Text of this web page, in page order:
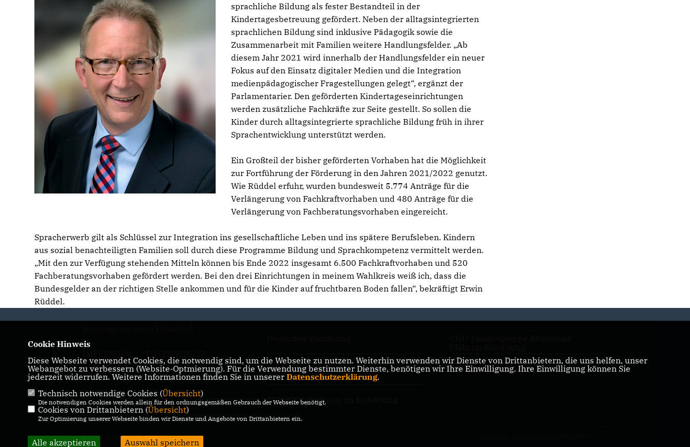
sprachliche Bildung als fester Bestandteil in der
Kindertagesbetreuung gefördert. Neben der alltagsintegrierten
sprachlichen Bildung sind inklusive Pädagogik sowie die
Zusammenarbeit mit Familien weitere Handlungsfelder. „Ab
diesem Jahr 2021 wird innerhalb der Handlungsfelder ein neuer
Fokus auf den Einsatz digitaler Medien und die Integration
medienpädagogischer Fragestellungen gelegt“, ergänzt der
Parlamentarier. Den geförderten Kindertageseinrichtungen
werden zusätzliche Fachkräfte zur Seite gestellt. So sollen die
Kinder durch alltagsintegrierte sprachliche Bildung früh in ihrer
Sprachentwicklung unterstützt werden.
Ein Großteil der bisher geförderten Vorhaben hat die Möglichkeit
zur Fortführung der Förderung in den Jahren 2021/2022 genutzt.
Wie Rüddel erfuhr, wurden bundesweit 5.774 Anträge für die
Verlängerung von Fachkraftvorhaben und 480 Anträge für die
Verlängerung von Fachberatungsvorhaben eingereicht.
Spracherwerb gilt als Schlüssel zur Integration ins gesellschaftliche Leben und ins spätere Berufsleben. Kindern
aus sozial benachteiligten Familien soll durch diese Programme Bildung und Sprachkompetenz vermittelt werden.
Mit den zur Verfügung stehenden Mitteln können bis Ende 2022 insgesamt 6.500 Fachkraftvorhaben und 520
Fachberatungsvorhaben gefördert werden. Bei den drei Einrichtungen in meinem Wahlkreis weiß ich, dass die
Bundesgelder an der richtigen Stelle ankommen und für die Kinder auf fruchtbaren Boden fallen“, bekräftigt Erwin
Rüddel.
KONTAKT
CDU Deutschlands
CDU/CSU-Fraktion im Bundestag
CDU Rheinland-Pfalz
© 2026 Erwin Rüddel, MdB
Cookie Hinweis
Diese Webseite verwendet Cookies, die notwendig sind, um die Webseite zu nutzen. Weiterhin verwenden wir Dienste von Drittanbietern, die uns helfen, unser
Webangebot zu verbessern (Website-Optmierung). Für die Verwendung bestimmter Dienste, benötigen wir Ihre Einwilligung. Ihre Einwilligung können Sie
jederzeit widerrufen. Weitere Informationen finden Sie in unserer Datenschutzerklärung.
Technisch notwendige Cookies (Übersicht)
Die notwendigen Cookies werden allein für den ordnungsgemäßen Gebrauch der Webseite benötigt.
Cookies von Drittanbietern (Übersicht)
Zur Optimierung unserer Webseite binden wir Dienste und Angebote von Drittanbietern ein.
Alle akzeptieren Auswahl speichern